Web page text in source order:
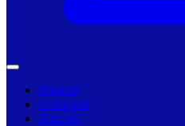
Primarii
Companii
Articole